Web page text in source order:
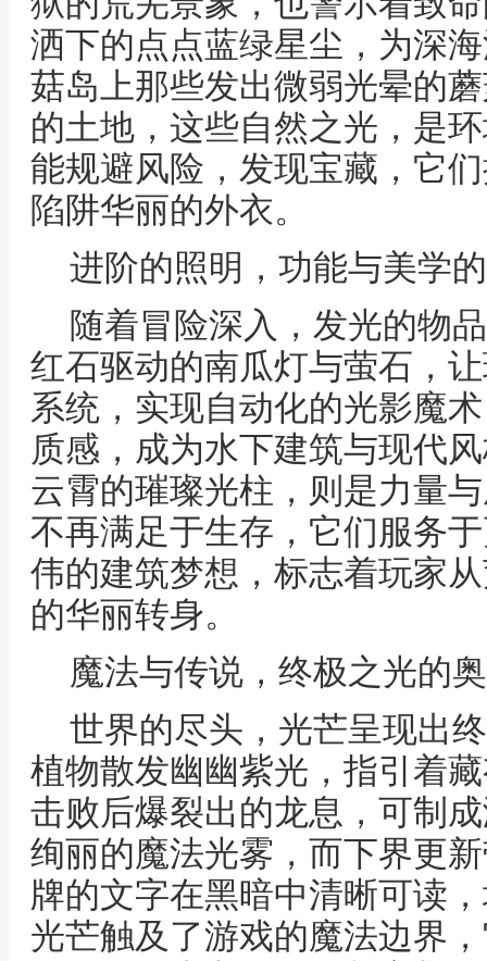
洒下的点点蓝绿星尘，为深
菇岛上那些发出微弱光晕的
的土地，这些自然之光，是
能规避风险，发现宝藏，它
陷阱华丽的外衣。
进阶的照明，功能与美学
随着冒险深入，发光的物
红石驱动的南瓜灯与萤石，
系统，实现自动化的光影魔
质感，成为水下建筑与现代
云霄的璀璨光柱，则是力量
不再满足于生存，它们服务
伟的建筑梦想，标志着玩家
的华丽转身。
魔法与传说，终极之光的
世界的尽头，光芒呈现出
植物散发幽幽紫光，指引着
击败后爆裂出的龙息，可制
绚丽的魔法光雾，而下界更
牌的文字在黑暗中清晰可读
光芒触及了游戏的魔法边界